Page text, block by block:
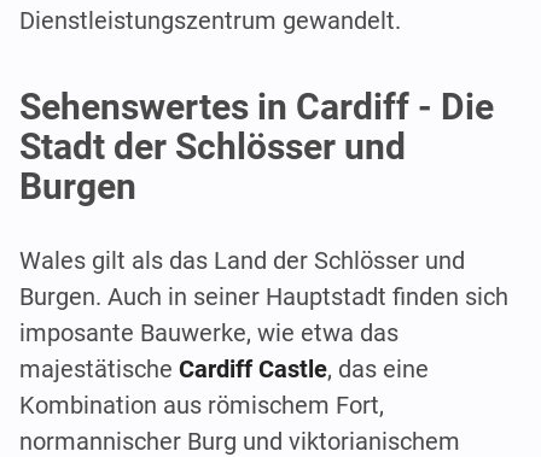
Dienstleistungszentrum gewandelt.
Sehenswertes in Cardiff - Die
Stadt der Schlösser und
Burgen
Wales gilt als das Land der Schlösser und
Burgen. Auch in seiner Hauptstadt finden sich
imposante Bauwerke, wie etwa das
majestätische Cardiff Castle, das eine
Kombination aus römischem Fort,
normannischer Burg und viktorianischem